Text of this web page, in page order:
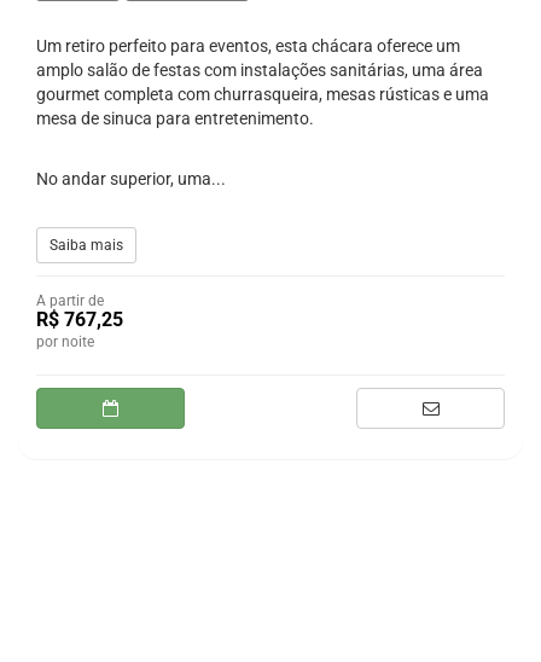
Um retiro perfeito para eventos, esta chácara oferece um
amplo salão de festas com instalações sanitárias, uma área
gourmet completa com churrasqueira, mesas rústicas e uma
mesa de sinuca para entretenimento.
No andar superior, uma...
Saiba mais
A partir de
R$ 767,25
por noite